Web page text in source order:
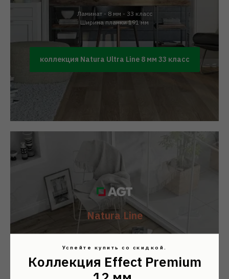
Ламинат - 8 мм - 33 класс
Ширина планки 191 мм
коллекция Natura Ultra Line 8 мм 33 класс
Natura Line
Ширина планки 191 мм
Успейте купить со скидкой.
Коллекция Effect Premium